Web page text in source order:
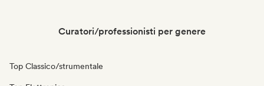
Curatori/professionisti per genere
Top Classico/strumentale